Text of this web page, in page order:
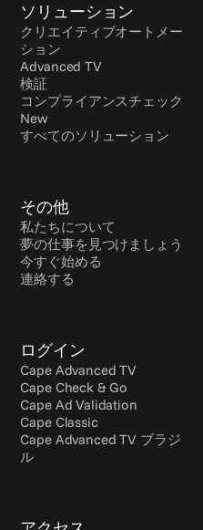
ソリューション
クリエイティブオートメー
ション
Advanced TV
検証
コンプライアンスチェック
New
すべてのソリューション
その他
私たちについて
夢の仕事を見つけましょう
今すぐ始める
連絡する
ログイン
Cape Advanced TV
Cape Check & Go
Cape Ad Validation
Cape Classic
Cape Advanced TV ブラジ
ル